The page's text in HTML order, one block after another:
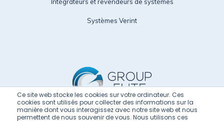
Ce site web stocke les cookies sur votre ordinateur. Ces
cookies sont utilisés pour collecter des informations sur la
manière dont vous interagissez avec notre site web et nous
permettent de nous souvenir de vous. Nous utilisons ces
Systèmes Verint